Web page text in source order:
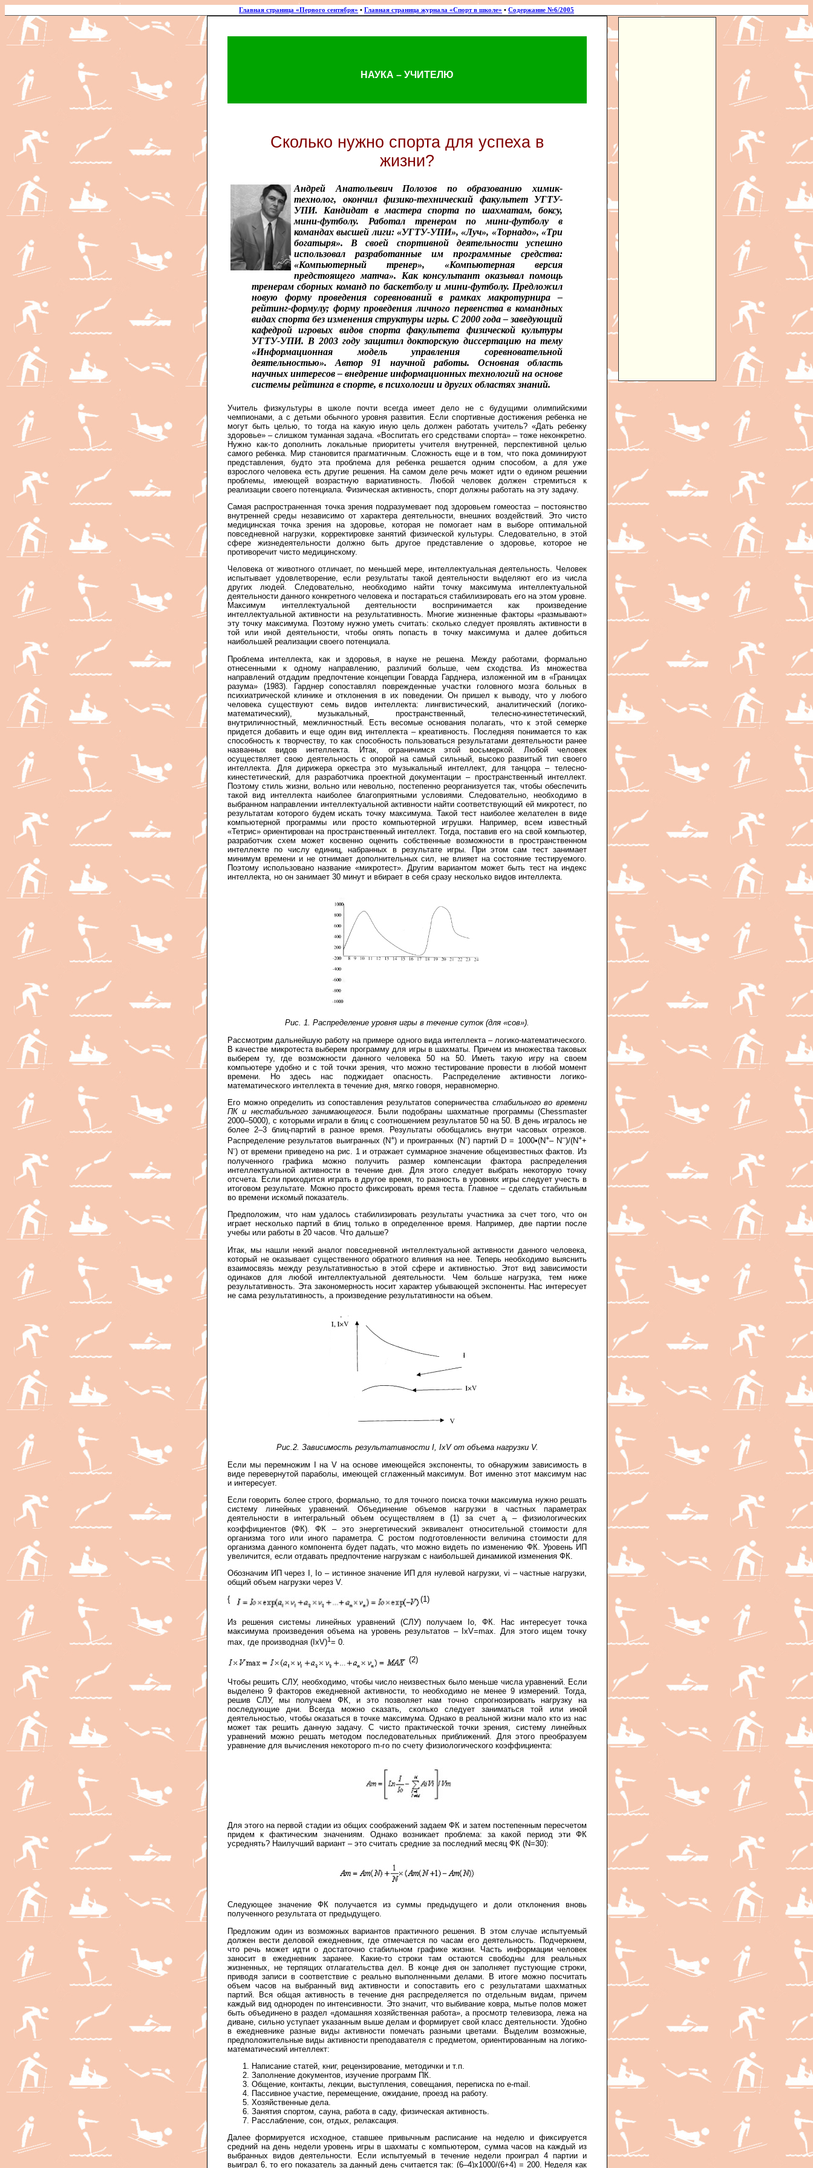
Главная страница «Первого сентября» • Главная страница журнала «Спорт в школе» • Содержание №6/2005
НАУКА – УЧИТЕЛЮ
Сколько нужно спорта для успеха в
жизни?
Андрей Анатольевич Полозов по образованию химик-
технолог, окончил физико-технический факультет УГТУ-
УПИ. Кандидат в мастера спорта по шахматам, боксу,
мини-футболу. Работал тренером по мини-футболу в
командах высшей лиги: «УГТУ-УПИ», «Луч», «Торнадо», «Три
богатыря». В своей спортивной деятельности успешно
использовал разработанные им программные средства:
«Компьютерный тренер», «Компьютерная версия
предстоящего матча». Как консультант оказывал помощь
тренерам сборных команд по баскетболу и мини-футболу. Предложил
новую форму проведения соревнований в рамках макротурнира –
рейтинг-формулу; форму проведения личного первенства в командных
видах спорта без изменения структуры игры. С 2000 года – заведующий
кафедрой игровых видов спорта факультета физической культуры
УГТУ-УПИ. В 2003 году защитил докторскую диссертацию на тему
«Информационная модель управления соревновательной
деятельностью». Автор 91 научной работы. Основная область
научных интересов – внедрение информационных технологий на основе
системы рейтинга в спорте, в психологии и других областях знаний.
Учитель физкультуры в школе почти всегда имеет дело не с будущими олимпийскими
чемпионами, а с детьми обычного уровня развития. Если спортивные достижения ребенка не
могут быть целью, то тогда на какую иную цель должен работать учитель? «Дать ребенку
здоровье» – слишком туманная задача. «Воспитать его средствами спорта» – тоже неконкретно.
Нужно как-то дополнить локальные приоритеты учителя внутренней, перспективной целью
самого ребенка. Мир становится прагматичным. Сложность еще и в том, что пока доминируют
представления, будто эта проблема для ребенка решается одним способом, а для уже
взрослого человека есть другие решения. На самом деле речь может идти о едином решении
проблемы, имеющей возрастную вариативность. Любой человек должен стремиться к
реализации своего потенциала. Физическая активность, спорт должны работать на эту задачу.
Самая распространенная точка зрения подразумевает под здоровьем гомеостаз – постоянство
внутренней среды независимо от характера деятельности, внешних воздействий. Это чисто
медицинская точка зрения на здоровье, которая не помогает нам в выборе оптимальной
повседневной нагрузки, корректировке занятий физической культуры. Следовательно, в этой
сфере жизнедеятельности должно быть другое представление о здоровье, которое не
противоречит чисто медицинскому.
Человека от животного отличает, по меньшей мере, интеллектуальная деятельность. Человек
испытывает удовлетворение, если результаты такой деятельности выделяют его из числа
других людей. Следовательно, необходимо найти точку максимума интеллектуальной
деятельности данного конкретного человека и постараться стабилизировать его на этом уровне.
Максимум интеллектуальной деятельности воспринимается как произведение
интеллектуальной активности на результативность. Многие жизненные факторы «размывают»
эту точку максимума. Поэтому нужно уметь считать: сколько следует проявлять активности в
той или иной деятельности, чтобы опять попасть в точку максимума и далее добиться
наибольшей реализации своего потенциала.
Проблема интеллекта, как и здоровья, в науке не решена. Между работами, формально
отнесенными к одному направлению, различий больше, чем сходства. Из множества
направлений отдадим предпочтение концепции Говарда Гарднера, изложенной им в «Границах
разума» (1983). Гарднер сопоставлял поврежденные участки головного мозга больных в
психиатрической клинике и отклонения в их поведении. Он пришел к выводу, что у любого
человека существуют семь видов интеллекта: лингвистический, аналитический (логико-
математический), музыкальный, пространственный, телесно-кинестетический,
внутриличностный, межличностный. Есть весомые основания полагать, что к этой семерке
придется добавить и еще один вид интеллекта – креативность. Последняя понимается то как
способность к творчеству, то как способность пользоваться результатами деятельности ранее
названных видов интеллекта. Итак, ограничимся этой восьмеркой. Любой человек
осуществляет свою деятельность с опорой на самый сильный, высоко развитый тип своего
интеллекта. Для дирижера оркестра это музыкальный интеллект, для танцора – телесно-
кинестетический, для разработчика проектной документации – пространственный интеллект.
Поэтому стиль жизни, вольно или невольно, постепенно реорганизуется так, чтобы обеспечить
такой вид интеллекта наиболее благоприятными условиями. Следовательно, необходимо в
выбранном направлении интеллектуальной активности найти соответствующий ей микротест, по
результатам которого будем искать точку максимума. Такой тест наиболее желателен в виде
компьютерной программы или просто компьютерной игрушки. Например, всем известный
«Тетрис» ориентирован на пространственный интеллект. Тогда, поставив его на свой компьютер,
разработчик схем может косвенно оценить собственные возможности в пространственном
интеллекте по числу единиц, набранных в результате игры. При этом сам тест занимает
минимум времени и не отнимает дополнительных сил, не влияет на состояние тестируемого.
Поэтому использовано название «микротест». Другим вариантом может быть тест на индекс
интеллекта, но он занимает 30 минут и вбирает в себя сразу несколько видов интеллекта.
Рис. 1. Распределение уровня игры в течение суток (для «сов»).
Рассмотрим дальнейшую работу на примере одного вида интеллекта – логико-математического.
В качестве микротеста выберем программу для игры в шахматы. Причем из множества таковых
выберем ту, где возможности данного человека 50 на 50. Иметь такую игру на своем
компьютере удобно и с той точки зрения, что можно тестирование провести в любой момент
времени. Но здесь нас поджидает опасность. Распределение активности логико-
математического интеллекта в течение дня, мягко говоря, неравномерно.
Его можно определить из сопоставления результатов соперничества стабильного во времени
ПК и нестабильного занимающегося. Были подобраны шахматные программы (Chessmaster
2000–5000), с которыми играли в блиц с соотношением результатов 50 на 50. В день игралось не
более 2–3 блиц-партий в разное время. Результаты обобщались внутри часовых отрезков.
Распределение результатов выигранных (N+) и проигранных (N-) партий D = 1000•(N+– N–)/(N++
N-) от времени приведено на рис. 1 и отражает суммарное значение общеизвестных фактов. Из
полученного графика можно получить размер компенсации фактора распределения
интеллектуальной активности в течение дня. Для этого следует выбрать некоторую точку
отсчета. Если приходится играть в другое время, то разность в уровнях игры следует учесть в
итоговом результате. Можно просто фиксировать время теста. Главное – сделать стабильным
во времени искомый показатель.
Предположим, что нам удалось стабилизировать результаты участника за счет того, что он
играет несколько партий в блиц только в определенное время. Например, две партии после
учебы или работы в 20 часов. Что дальше?
Итак, мы нашли некий аналог повседневной интеллектуальной активности данного человека,
который не оказывает существенного обратного влияния на нее. Теперь необходимо выяснить
взаимосвязь между результативностью в этой сфере и активностью. Этот вид зависимости
одинаков для любой интеллектуальной деятельности. Чем больше нагрузка, тем ниже
результативность. Эта закономерность носит характер убывающей экспоненты. Нас интересует
не сама результативность, а произведение результативности на объем.
Рис.2. Зависимость результативности I, IxV от объема нагрузки V.
Если мы перемножим I на V на основе имеющейся экспоненты, то обнаружим зависимость в
виде перевернутой параболы, имеющей сглаженный максимум. Вот именно этот максимум нас
и интересует.
Если говорить более строго, формально, то для точного поиска точки максимума нужно решать
систему линейных уравнений. Объединение объемов нагрузки в частных параметрах
деятельности в интегральный объем осуществляем в (1) за счет аi– физиологических
коэффициентов (ФК). ФК – это энергетический эквивалент относительной стоимости для
организма того или иного параметра. С ростом подготовленности величина стоимости для
организма данного компонента будет падать, что можно видеть по изменению ФК. Уровень ИП
увеличится, если отдавать предпочтение нагрузкам с наибольшей динамикой изменения ФК.
Обозначим ИП через I, Io – истинное значение ИП для нулевой нагрузки, vi – частные нагрузки,
общий объем нагрузки через V.
{
(1)
Из решения системы линейных уравнений (СЛУ) получаем Io, ФК. Нас интересует точка
максимума произведения объема на уровень результатов – IxV=max. Для этого ищем точку
max, где производная (IxV)1= 0.
(2)
Чтобы решить СЛУ, необходимо, чтобы число неизвестных было меньше числа уравнений. Если
выделено 9 факторов ежедневной активности, то необходимо не менее 9 измерений. Тогда,
решив СЛУ, мы получаем ФК, и это позволяет нам точно спрогнозировать нагрузку на
последующие дни. Всегда можно сказать, сколько следует заниматься той или иной
деятельностью, чтобы оказаться в точке максимума. Однако в реальной жизни мало кто из нас
может так решить данную задачу. С чисто практической точки зрения, систему линейных
уравнений можно решать методом последовательных приближений. Для этого преобразуем
уравнение для вычисления некоторого m-го по счету физиологического коэффициента:
Для этого на первой стадии из общих соображений задаем ФК и затем постепенным пересчетом
придем к фактическим значениям. Однако возникает проблема: за какой период эти ФК
усреднять? Наилучший вариант – это считать средние за последний месяц ФК (N=30):
Следующее значение ФК получается из суммы предыдущего и доли отклонения вновь
полученного результата от предыдущего.
Предложим один из возможных вариантов практичного решения. В этом случае испытуемый
должен вести деловой ежедневник, где отмечается по часам его деятельность. Подчеркнем,
что речь может идти о достаточно стабильном графике жизни. Часть информации человек
заносит в ежедневник заранее. Какие-то строки там остаются свободны для реальных
жизненных, не терпящих отлагательства дел. В конце дня он заполняет пустующие строки,
приводя записи в соответствие с реально выполненными делами. В итоге можно посчитать
объем часов на выбранный вид активности и сопоставить его с результатами шахматных
партий. Вся общая активность в течение дня распределяется по отдельным видам, причем
каждый вид однороден по интенсивности. Это значит, что выбивание ковра, мытье полов может
быть объединено в раздел «домашняя хозяйственная работа», а просмотр телевизора, лежа на
диване, сильно уступает указанным выше делам и формирует свой класс деятельности. Удобно
в ежедневнике разные виды активности помечать разными цветами. Выделим возможные,
предположительные виды активности преподавателя с предметом, ориентированным на логико-
математический интеллект:
Написание статей, книг, рецензирование, методички и т.п.
Заполнение документов, изучение программ ПК.
Общение, контакты, лекции, выступления, совещания, переписка по e-mail.
Пассивное участие, перемещение, ожидание, проезд на работу.
Хозяйственные дела.
Занятия спортом, сауна, работа в саду, физическая активность.
Расслабление, сон, отдых, релаксация.
Далее формируется исходное, ставшее привычным расписание на неделю и фиксируется
средний на день недели уровень игры в шахматы с компьютером, сумма часов на каждый из
выбранных видов деятельности. Если испытуемый в течение недели проиграл 4 партии и
выиграл 6, то его показатель за данный день считается так: (6–4)x1000/(6+4) = 200. Неделя как